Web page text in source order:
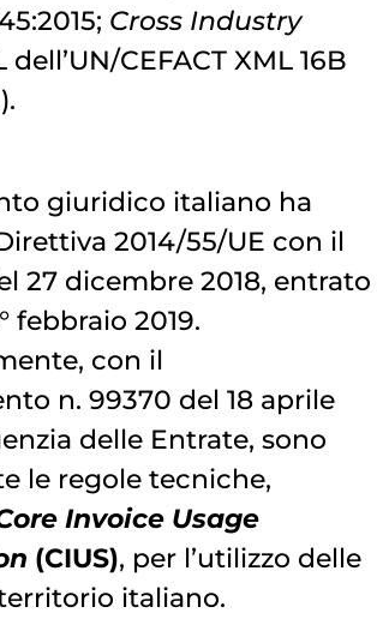
Cross Industry
dell’UN/CEFACT XML 16B
giuridico italiano ha
2014/55/UE con il
27 dicembre 2018, entrato
febbraio 2019.
con il
n. 99370 del 18 aprile
delle Entrate, sono
le regole tecniche,
Invoice Usage
(CIUS), per l’utilizzo delle
italiano.